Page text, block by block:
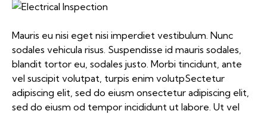
Mauris eu nisi eget nisi imperdiet vestibulum. Nunc
sodales vehicula risus. Suspendisse id mauris sodales,
blandit tortor eu, sodales justo. Morbi tincidunt, ante
vel suscipit volutpat, turpis enim volutpSectetur
adipiscing elit, sed do eiusm onsectetur adipiscing elit,
sed do eiusm od tempor incididunt ut labore. Ut vel